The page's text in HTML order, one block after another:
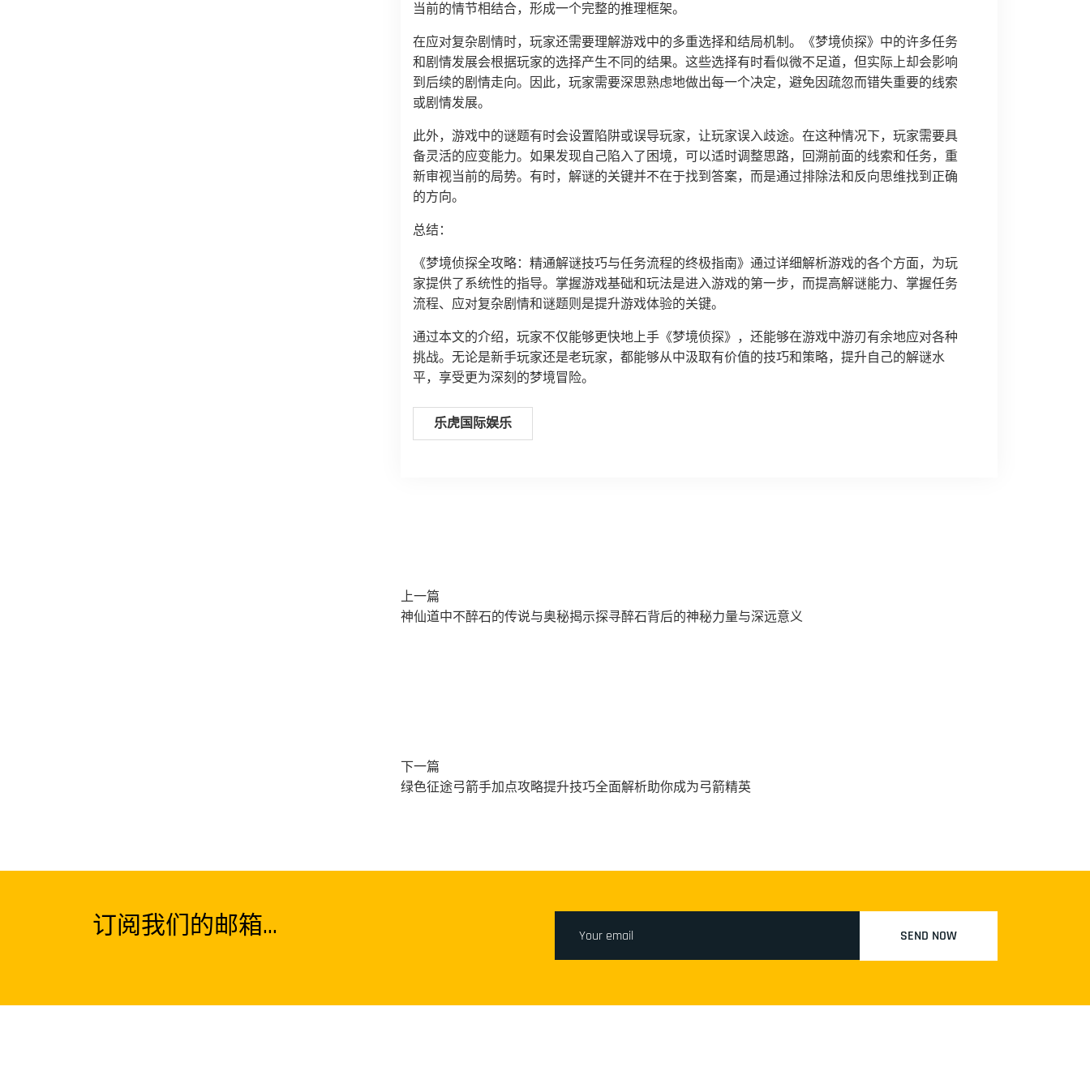
当前的情节相结合，形成一个完整的推理框架。
在应对复杂剧情时，玩家还需要理解游戏中的多重选择和结局机制。《梦境侦探》中的许多任务
和剧情发展会根据玩家的选择产生不同的结果。这些选择有时看似微不足道，但实际上却会影响
到后续的剧情走向。因此，玩家需要深思熟虑地做出每一个决定，避免因疏忽而错失重要的线索
或剧情发展。
此外，游戏中的谜题有时会设置陷阱或误导玩家，让玩家误入歧途。在这种情况下，玩家需要具
备灵活的应变能力。如果发现自己陷入了困境，可以适时调整思路，回溯前面的线索和任务，重
新审视当前的局势。有时，解谜的关键并不在于找到答案，而是通过排除法和反向思维找到正确
的方向。
总结：
《梦境侦探全攻略：精通解谜技巧与任务流程的终极指南》通过详细解析游戏的各个方面，为玩
家提供了系统性的指导。掌握游戏基础和玩法是进入游戏的第一步，而提高解谜能力、掌握任务
流程、应对复杂剧情和谜题则是提升游戏体验的关键。
通过本文的介绍，玩家不仅能够更快地上手《梦境侦探》，还能够在游戏中游刃有余地应对各种
挑战。无论是新手玩家还是老玩家，都能够从中汲取有价值的技巧和策略，提升自己的解谜水
平，享受更为深刻的梦境冒险。
乐虎国际娱乐
上一篇
神仙道中不醉石的传说与奥秘揭示探寻醉石背后的神秘力量与深远意义
下一篇
绿色征途弓箭手加点攻略提升技巧全面解析助你成为弓箭精英
订阅我们的邮箱... SEND NOW